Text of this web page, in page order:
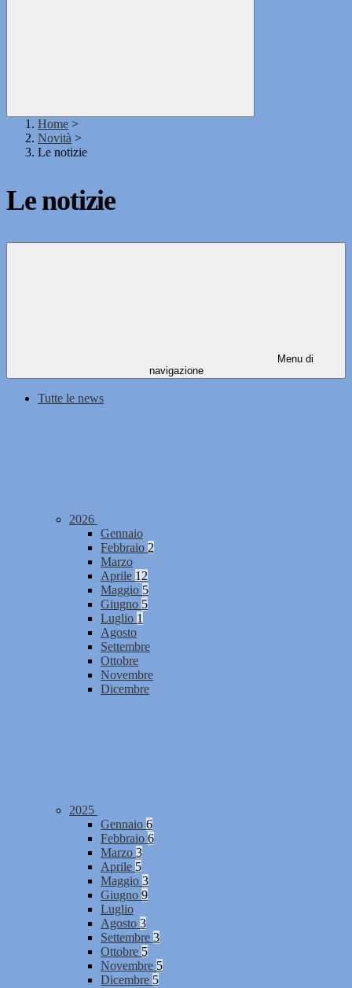
Home >
Novità >
Le notizie
Le notizie
Menu di
navigazione
Tutte le news
2026
Gennaio
Febbraio 2
Marzo
Aprile 12
Maggio 5
Giugno 5
Luglio 1
Agosto
Settembre
Ottobre
Novembre
Dicembre
2025
Gennaio 6
Febbraio 6
Marzo 3
Aprile 5
Maggio 3
Giugno 9
Luglio
Agosto 3
Settembre 3
Ottobre 5
Novembre 5
Dicembre 5